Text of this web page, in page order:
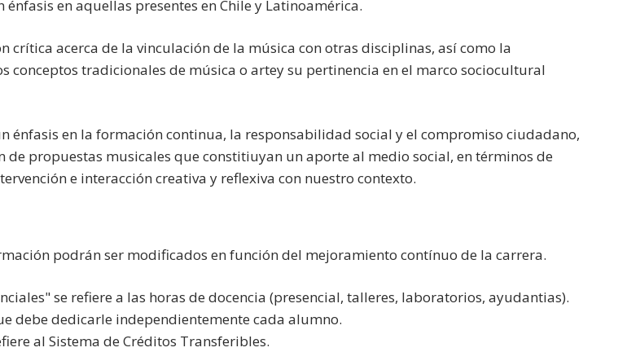
en aquellas presentes en Chile y Latinoamérica.
crítica acerca de la vinculación de la música con otras disciplinas, así como la
conceptos tradicionales de música o artey su pertinencia en el marco sociocultural
énfasis en la formación continua, la responsabilidad social y el compromiso ciudadano,
de propuestas musicales que constitiuyan un aporte al medio social, en términos de
e interacción creativa y reflexiva con nuestro contexto.
podrán ser modificados en función del mejoramiento contínuo de la carrera.
se refiere a las horas de docencia (presencial, talleres, laboratorios, ayudantias).
debe dedicarle independientemente cada alumno.
al Sistema de Créditos Transferibles.